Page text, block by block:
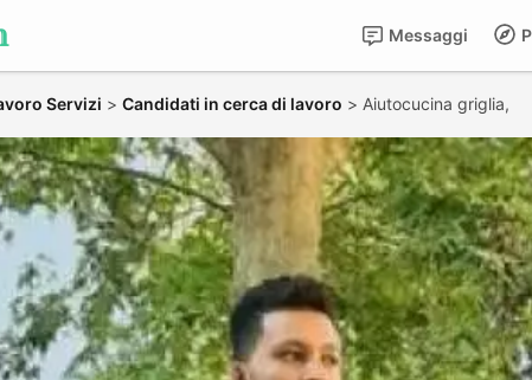
Messaggi
Servizi > Candidati in cerca di lavoro > Aiutocucina griglia,